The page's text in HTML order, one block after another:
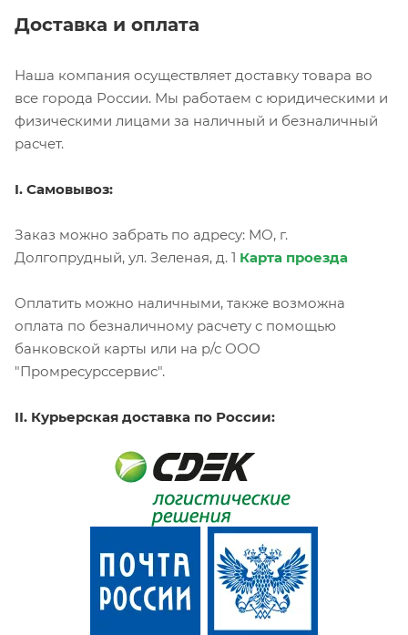
Доставка и оплата
Наша компания осуществляет доставку товара во
все города России. Мы работаем с юридическими и
физическими лицами за наличный и безналичный
расчет.
I. Самовывоз:
Заказ можно забрать по адресу: МО, г.
Долгопрудный, ул. Зеленая, д. 1 Карта проезда
Оплатить можно наличными, также возможна
оплата по безналичному расчету с помощью
банковской карты или на р/с ООО
"Промресурссервис".
II. Курьерская доставка по России: